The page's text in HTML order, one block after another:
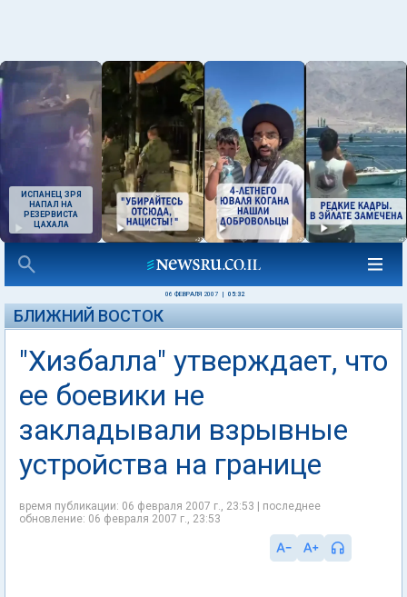
ИСПАНЕЦ ЗРЯ
НАПАЛ НА
РЕЗЕРВИСТА
ЦАХАЛА
06 ФЕВРАЛЯ 2007 05:32
БЛИЖНИЙ ВОСТОК
"Хизбалла" утверждает, что
ее боевики не
закладывали взрывные
устройства на границе
время публикации: 06 февраля 2007 г., 23:53 | последнее
обновление: 06 февраля 2007 г., 23:53